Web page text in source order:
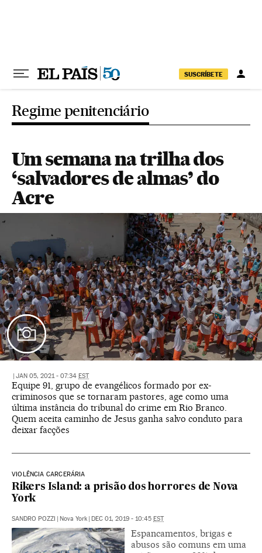
SUSCRÍBETE
Regime penitenciário
Um semana na trilha dos
‘salvadores de almas’ do
Acre
JAN 05, 2021 - 07:34 EST
Equipe 91, grupo de evangélicos formado por ex-
criminosos que se tornaram pastores, age como uma
última instância do tribunal do crime em Rio Branco.
Quem aceita caminho de Jesus ganha salvo conduto para
deixar facções
VIOLÊNCIA CARCERÁRIA
Rikers Island: a prisão dos horrores de Nova
York
SANDRO POZZI Nova York DEC 01, 2019 - 10:45 EST
Espancamentos, brigas e
abusos são comuns em uma